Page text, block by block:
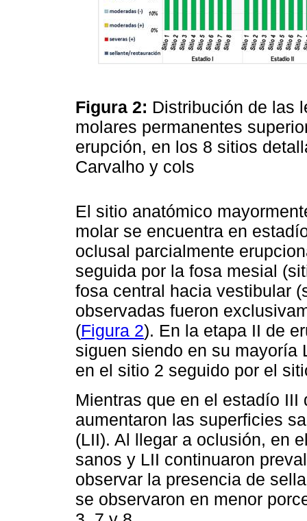
Figura 2: Distribución de las
molares permanentes
erupción, en los 8 sitios
Carvalho y cols
El sitio anatómico
molar se encuentra en
oclusal parcialmente
seguida por la fosa mesial
fosa central hacia vestibular
observadas fueron
(Figura 2). En la etapa II de
siguen siendo en su mayoría
en el sitio 2 seguido por el
Mientras que en el estadío
aumentaron las superficies
(LII). Al llegar a oclusión, en
sanos y LII continuaron
observar la presencia de
se observaron en menor